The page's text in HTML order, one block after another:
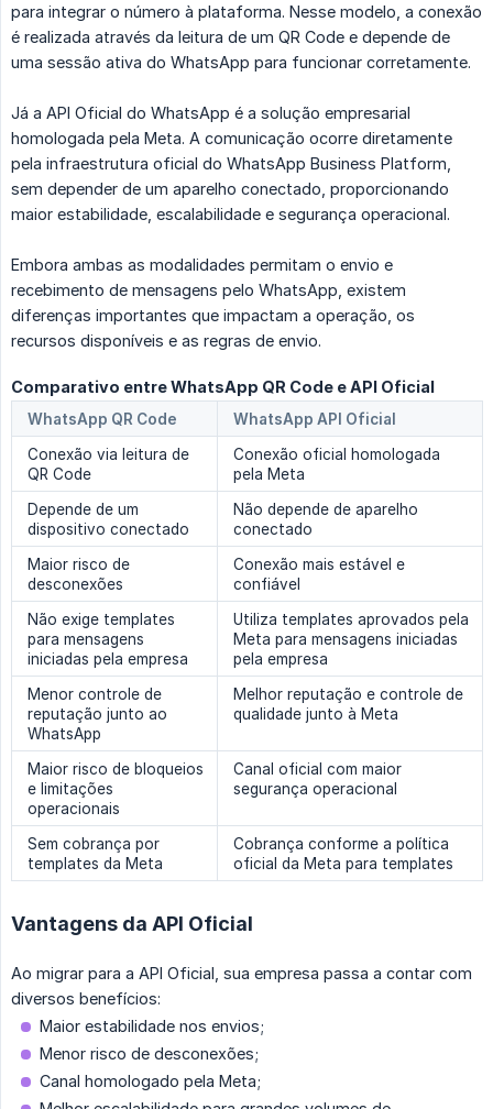
para integrar o número à plataforma. Nesse modelo, a conexão
é realizada através da leitura de um QR Code e depende de
uma sessão ativa do WhatsApp para funcionar corretamente.
Já a API Oficial do WhatsApp é a solução empresarial
homologada pela Meta. A comunicação ocorre diretamente
pela infraestrutura oficial do WhatsApp Business Platform,
sem depender de um aparelho conectado, proporcionando
maior estabilidade, escalabilidade e segurança operacional.
Embora ambas as modalidades permitam o envio e
recebimento de mensagens pelo WhatsApp, existem
diferenças importantes que impactam a operação, os
recursos disponíveis e as regras de envio.
Comparativo entre WhatsApp QR Code e API Oficial
WhatsApp QR Code
WhatsApp API Oficial
Conexão via leitura de
QR Code
Conexão oficial homologada
pela Meta
Depende de um
dispositivo conectado
Não depende de aparelho
conectado
Maior risco de
desconexões
Conexão mais estável e
confiável
Não exige templates
para mensagens
iniciadas pela empresa
Utiliza templates aprovados pela
Meta para mensagens iniciadas
pela empresa
Menor controle de
reputação junto ao
WhatsApp
Melhor reputação e controle de
qualidade junto à Meta
Maior risco de bloqueios
e limitações
operacionais
Canal oficial com maior
segurança operacional
Sem cobrança por
templates da Meta
Cobrança conforme a política
oficial da Meta para templates
Vantagens da API Oficial
Ao migrar para a API Oficial, sua empresa passa a contar com
diversos benefícios:
Maior estabilidade nos envios;
Menor risco de desconexões;
Canal homologado pela Meta;